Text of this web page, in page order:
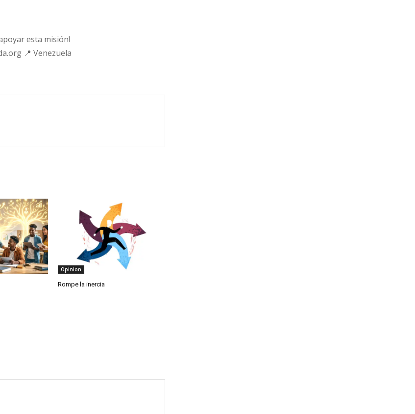
esta misión!
📍 Venezuela
Opinion
Rompe la inercia